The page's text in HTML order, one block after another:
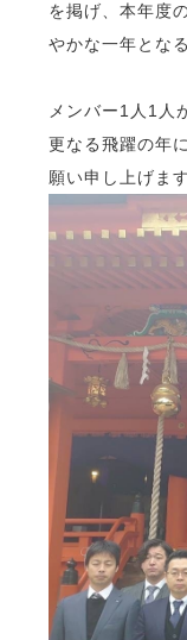
を掲げ、本年度
やかな一年とな
メンバー1人1人
更なる飛躍の年
願い申し上げます